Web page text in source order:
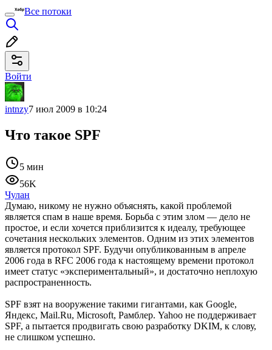
Все потоки
Войти
intnzy7 июл 2009 в 10:24
Что такое SPF
5 мин
56K
Чулан
Думаю, никому не нужно объяснять, какой проблемой
является спам в наше время. Борьба с этим злом — дело не
простое, и если хочется приблизится к идеалу, требующее
сочетания нескольких элементов. Одним из этих элементов
является протокол SPF. Будучи опубликованным в апреле
2006 года в RFC 2006 года к настоящему времени протокол
имеет статус «экспериментальный», и достаточно неплохую
распространенность.
SPF взят на вооружение такими гигантами, как Google,
Яндекс, Mail.Ru, Microsoft, Рамблер. Yahoo не поддерживает
SPF, а пытается продвигать свою разработку DKIM, к слову,
не слишком успешно.